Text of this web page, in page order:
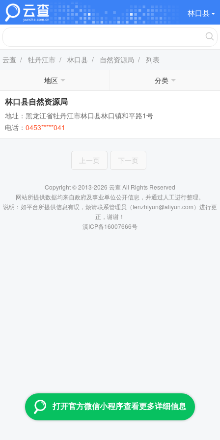
林口县
云查 / 牡丹江市 / 林口县 / 自然资源局 / 列表
地区 分类
林口县自然资源局
地址：黑龙江省牡丹江市林口县林口镇和平路1号
电话： 0453*****041
上一页 下一页
Copyright © 2013-2026 云查 All Rights Reserved
网站所提供数据均来自政府及事业单位公开信息，并通过人工进行整理。
说明：如平台所提供信息有误，烦请联系管理员（fenzhiyun@aliyun.com）进行更
正，谢谢！
滇ICP备16007666号
打开官方微信小程序查看更多详细信息